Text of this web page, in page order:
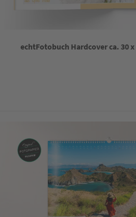
echtFotobuch Hardcover ca. 30